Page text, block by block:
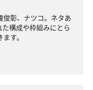
俊彰、ナツコ。ネタあ
構成や枠組みにとら
す。